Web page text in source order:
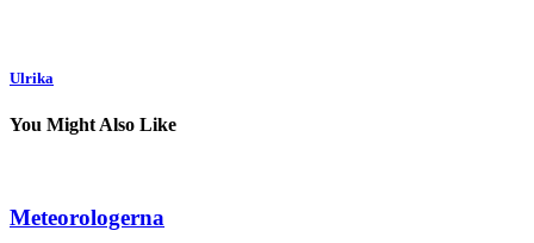
Ulrika
You Might Also Like
Meteorologerna